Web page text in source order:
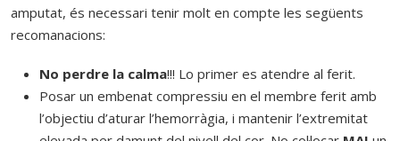
amputat, és necessari tenir molt en compte les següents
recomanacions:
No perdre la calma!!! Lo primer es atendre al ferit.
Posar un embenat compressiu en el membre ferit amb
l’objectiu d’aturar l’hemorràgia, i mantenir l’extremitat